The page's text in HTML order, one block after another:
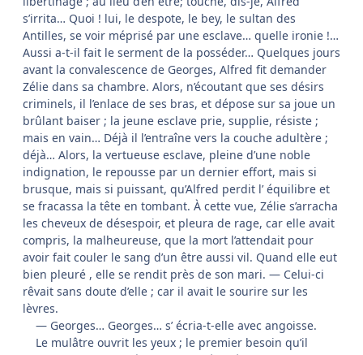
s’irrita… Quoi ! lui, le despote, le bey, le sultan des
Antilles, se voir méprisé par une esclave… quelle ironie !…
Aussi a-t-il fait le serment de la posséder… Quelques jours
avant la convalescence de Georges, Alfred fit demander
Zélie dans sa chambre. Alors, n’écoutant que ses désirs
criminels, il l’enlace de ses bras, et dépose sur sa joue un
brûlant baiser ; la jeune esclave prie, supplie, résiste ;
mais en vain… Déjà il l’entraîne vers la couche adultère ;
déjà… Alors, la vertueuse esclave, pleine d’une noble
indignation, le repousse par un dernier effort, mais si
brusque, mais si puissant, qu’Alfred perdit l’ équilibre et
se fracassa la tête en tombant. À cette vue, Zélie s’arracha
les cheveux de désespoir, et pleura de rage, car elle avait
compris, la malheureuse, que la mort l’attendait pour
avoir fait couler le sang d’un être aussi vil. Quand elle eut
bien pleuré , elle se rendit près de son mari. — Celui-ci
rêvait sans doute d’elle ; car il avait le sourire sur les
lèvres.
— Georges… Georges… s’ écria-t-elle avec angoisse.
Le mulâtre ouvrit les yeux ; le premier besoin qu’il